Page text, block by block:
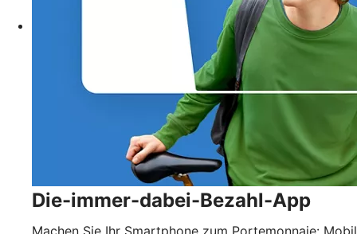
Die-immer-dabei-Bezahl-App
Machen Sie Ihr Smartphone zum Portemonnaie: Mobil